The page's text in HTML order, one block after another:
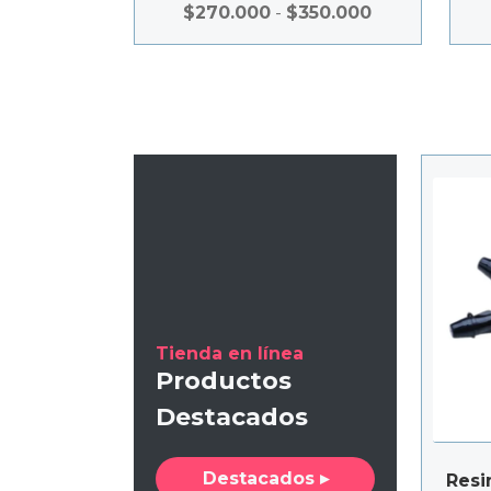
perfecta, y notable
$270.000 - $350.000Rango
Tienda en línea
Productos
Destacados
Destacados ▸